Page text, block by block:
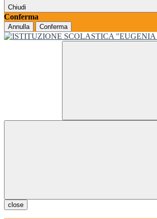
Chiudi
Conferma
Annulla Conferma
close